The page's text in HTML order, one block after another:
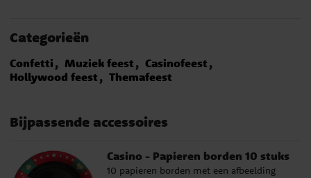
Categorieën
Confetti Muziek feest
Casinofeest
Hollywood feest
Themafeest
Bijpassende accessoires
Casino - Papieren borden 10 stuks
10 papieren borden met een afbeelding